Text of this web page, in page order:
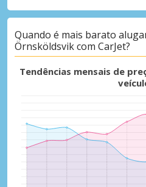
Descontos
Aceda a ofertas
Iniciar
Quando é mais barato
Örnsköldsvik com CarJet?
Tendências mensais de